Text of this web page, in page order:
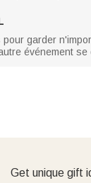
garder
événement
Get unique gift